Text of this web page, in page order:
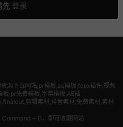
先 登录
源下载网站,pr模板,ae模板,fcpx插件,视频
板,pr免费模板,字幕模板,AE插
剪辑素材,抖音素材,免费素材,素材
+ D，即可收藏网站